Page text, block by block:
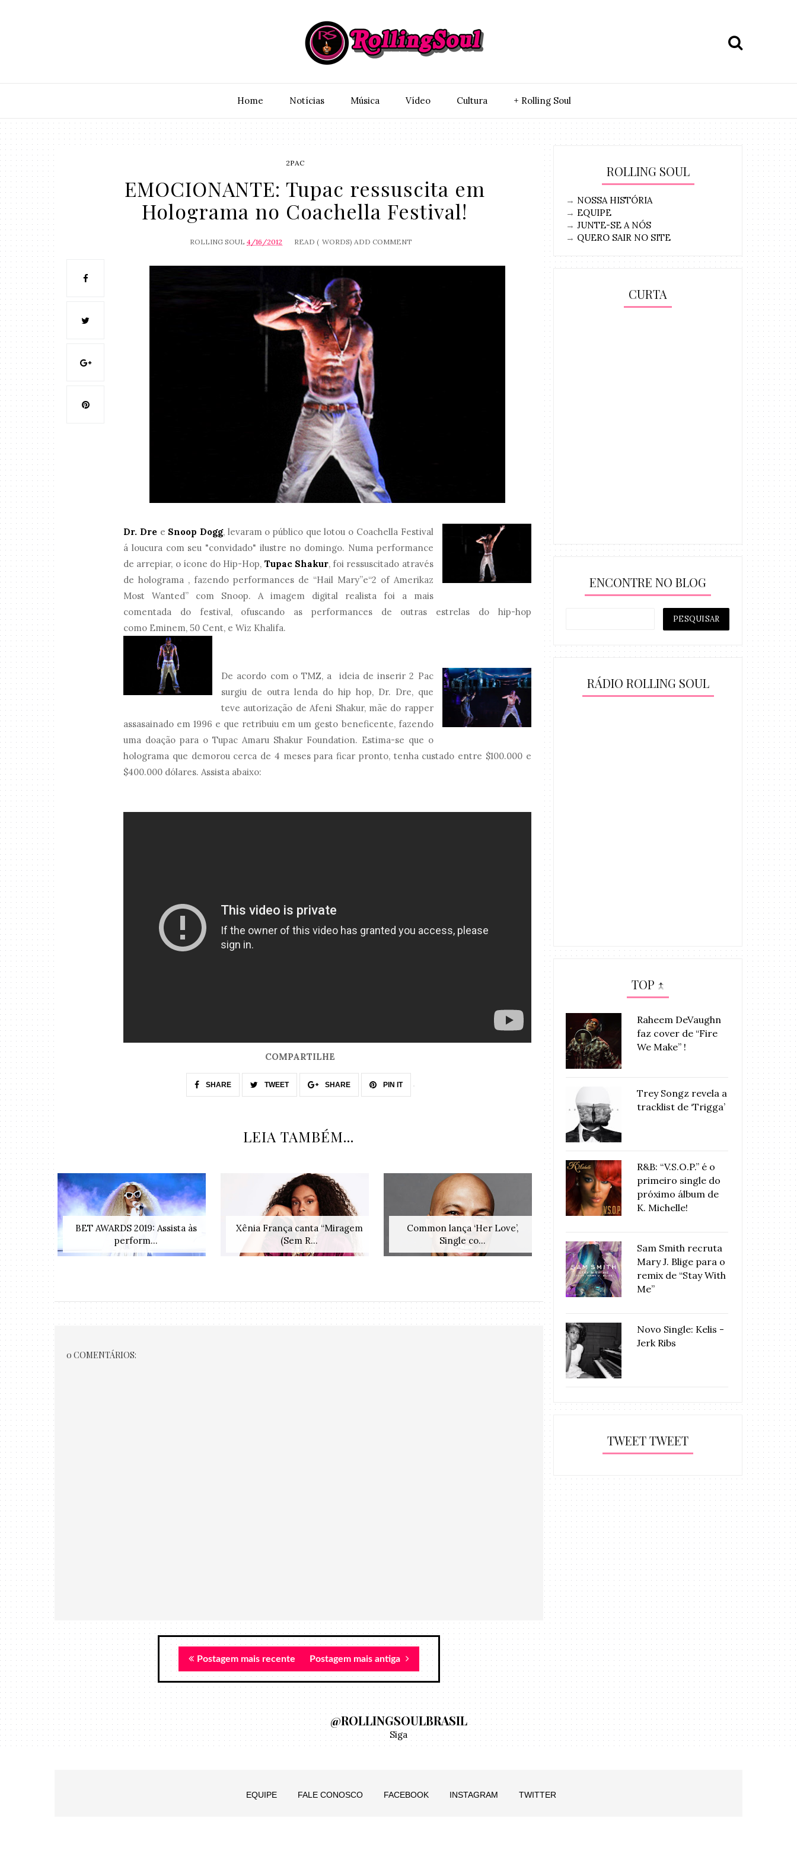
Home Notí­cias Música Vídeo Cultura + Rolling Soul
2PAC
EMOCIONANTE: Tupac ressuscita em
Holograma no Coachella Festival!
ROLLING SOUL4/16/2012 READ ( WORDS) ADD COMMENT
Dr. Dree Snoop Dogg, levaram o público que lotou o Coachella Festival
á loucura com seu "convidado" ilustre no domingo. Numa performance
de arrepiar, o ícone do Hip-Hop, Tupac Shakur, foi ressuscitado através
de holograma , fazendo performances de “Hail Mary”e“2 of Amerikaz
Most Wanted” com Snoop. A imagem digital realista foi a mais
comentada do festival, ofuscando as performances de outras estrelas do hip-hop
como Eminem, 50 Cent, e Wiz Khalifa.
De acordo com o TMZ, a ideia de inserir 2 Pac
surgiu de outra lenda do hip hop, Dr. Dre, que
teve autorização de Afeni Shakur, mãe do rapper
assasainado em 1996 e que retribuiu em um gesto beneficente, fazendo
uma doação para o Tupac Amaru Shakur Foundation. Estima-se que o
holograma que demorou cerca de 4 meses para ficar pronto, tenha custado entre $100.000 e
$400.000 dólares. Assista abaixo:
COMPARTILHE
SHARE TWEET SHARE PIN IT
LEIA TAMBÉM...
BET AWARDS 2019: Assista às
perform...
Xênia França canta “Miragem
(Sem R...
Common lança ‘Her Love’,
Single co...
Perdo...
Drik Barbosa
Tem
0 COMENTÁRIOS:
Postagem mais recente Postagem mais antiga
ROLLING SOUL
→ NOSSA HISTÓRIA
→ EQUIPE
→ JUNTE-SE A NÓS
→ QUERO SAIR NO SITE
CURTA
ENCONTRE NO BLOG
RÁDIO ROLLING SOUL
TOP ↑
Raheem DeVaughn
faz cover de “Fire
We Make” !
Trey Songz revela a
tracklist de ‘Trigga’
R&B: “V.S.O.P.” é o
primeiro single do
próximo álbum de
K. Michelle!
Sam Smith recruta
Mary J. Blige para o
remix de “Stay With
Me”
Novo Single: Kelis -
Jerk Ribs
TWEET TWEET
@ROLLINGSOULBRASIL
Siga
EQUIPE FALE CONOSCO FACEBOOK INSTAGRAM TWITTER